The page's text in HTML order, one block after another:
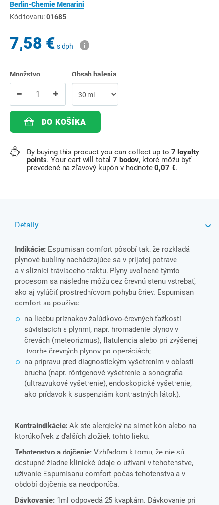
Berlin-Chemie Menarini
Kód tovaru:01685
7,58 € s dph
Množstvo Obsah balenia
DO KOŠÍKA
By buying this product you can collect up to 7 loyalty
points. Your cart will total 7 bodov, ktoré môžu byť
prevedené na zľavový kupón v hodnote 0,07 €.
Detaily
Indikácie: Espumisan comfort pôsobí tak, že rozkladá
plynové bubliny nachádzajúce sa v prijatej potrave
a v sliznici tráviaceho traktu. Plyny uvoľnené týmto
procesom sa následne môžu cez črevnú stenu vstrebať,
ako aj vylúčiť prostrednícvom pohybu čriev. Espumisan
comfort sa používa:
na liečbu príznakov žalúdkovo-črevných ťažkostí
súvisiacich s plynmi, napr. hromadenie plynov v
črevách (meteorizmus), flatulencia alebo pri zvýšenej
tvorbe črevných plynov po operáciách;
na prípravu pred diagnostickým vyšetrením v oblasti
brucha (napr. röntgenové vyšetrenie a sonografia
(ultrazvukové vyšetrenie), endoskopické vyšetrenie,
ako prídavok k suspenziám kontrastných látok).
Kontraindikácie: Ak ste alergický na simetikón alebo na
ktorúkoľvek z ďalších zložiek tohto lieku.
Tehotenstvo a dojčenie: Vzhľadom k tomu, že nie sú
dostupné žiadne klinické údaje o užívaní v tehotenstve,
užívanie Espumisanu comfort počas tehotenstva a v
období dojčenia sa neodporúča.
Dávkovanie: 1ml odpovedá 25 kvapkám. Dávkovanie pri